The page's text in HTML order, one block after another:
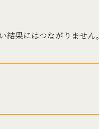
果にはつながりません。